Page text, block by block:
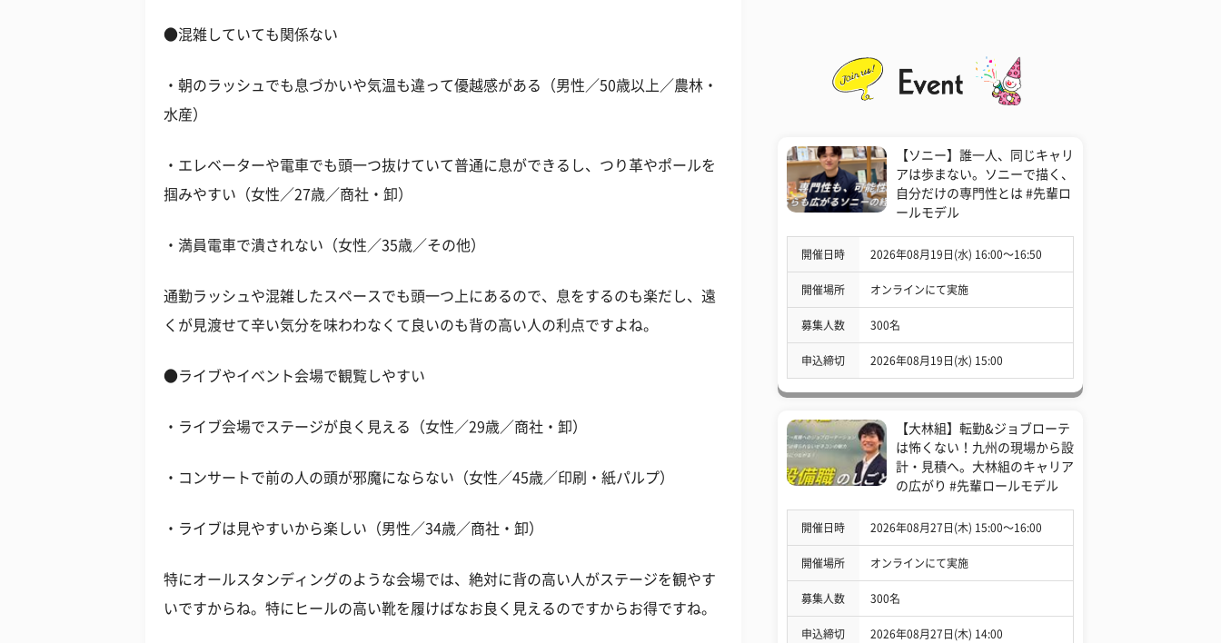
●混雑していても関係ない
・朝のラッシュでも息づかいや気温も違って優越感がある（男性／50歳以上／農林・
水産）
・エレベーターや電車でも頭一つ抜けていて普通に息ができるし、つり革やポールを
掴みやすい（女性／27歳／商社・卸）
・満員電車で潰されない（女性／35歳／その他）
通勤ラッシュや混雑したスペースでも頭一つ上にあるので、息をするのも楽だし、遠
くが見渡せて辛い気分を味わわなくて良いのも背の高い人の利点ですよね。
●ライブやイベント会場で観覧しやすい
・ライブ会場でステージが良く見える（女性／29歳／商社・卸）
・コンサートで前の人の頭が邪魔にならない（女性／45歳／印刷・紙パルプ）
・ライブは見やすいから楽しい（男性／34歳／商社・卸）
特にオールスタンディングのような会場では、絶対に背の高い人がステージを観やす
いですからね。特にヒールの高い靴を履けばなお良く見えるのですからお得ですね。
【ソニー】誰一人、同じキャリ
アは歩まない。ソニーで描く、
自分だけの専門性とは #先輩ロ
ールモデル
開催日時 2026年08月19日(水) 16:00〜16:50
開催場所 オンラインにて実施
募集人数 300名
申込締切 2026年08月19日(水) 15:00
【大林組】転勤&ジョブローテ
は怖くない！九州の現場から設
計・見積へ。大林組のキャリア
の広がり #先輩ロールモデル
開催日時 2026年08月27日(木) 15:00〜16:00
開催場所 オンラインにて実施
募集人数 300名
申込締切 2026年08月27日(木) 14:00